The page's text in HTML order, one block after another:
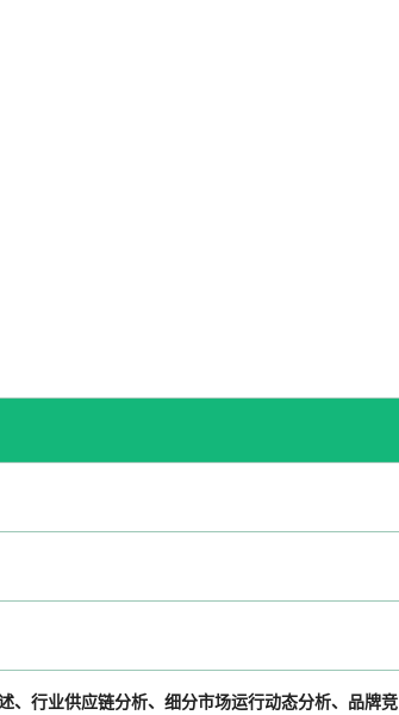
、行业供应链分析、细分市场运行动态分析、品牌竞